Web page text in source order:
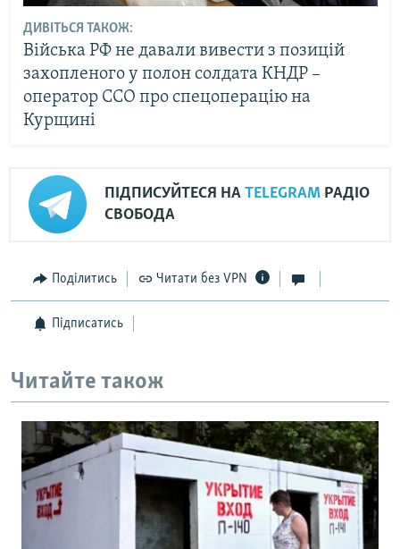
ДИВІТЬСЯ ТАКОЖ:
Війська РФ не давали вивести з позицій
захопленого у полон солдата КНДР –
оператор ССО про спецоперацію на
Курщині
ПІДПИСУЙТЕСЯ НА TELEGRAM РАДІО
СВОБОДА
Поділитись Читати без VPN
Підписатись
Читайте також